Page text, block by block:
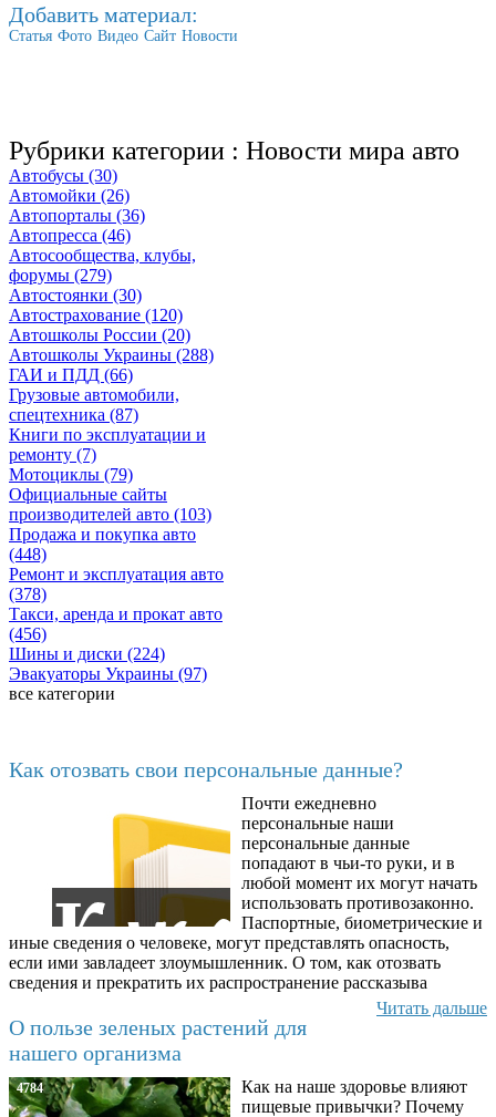
Добавить материал:
Статья Фото Видео Сайт Новости
Рубрики категории : Новости мира авто
Автобусы (30)
Автомойки (26)
Автопорталы (36)
Автопресса (46)
Автосообщества, клубы,
форумы (279)
Автостоянки (30)
Автострахование (120)
Автошколы России (20)
Автошколы Украины (288)
ГАИ и ПДД (66)
Грузовые автомобили,
спецтехника (87)
Книги по эксплуатации и
ремонту (7)
Мотоциклы (79)
Официальные сайты
производителей авто (103)
Продажа и покупка авто
(448)
Ремонт и эксплуатация авто
(378)
Такси, аренда и прокат авто
(456)
Шины и диски (224)
Эвакуаторы Украины (97)
все категории
Как отозвать свои персональные данные?
Почти ежедневно
персональные наши
персональные данные
попадают в чьи-то руки, и в
любой момент их могут начать
использовать противозаконно.
Паспортные, биометрические и
иные сведения о человеке, могут представлять опасность,
если ими завладеет злоумышленник. О том, как отозвать
сведения и прекратить их распространение рассказыва
Читать дальше
О пользе зеленых растений для
нашего организма
4784
Как на наше здоровье влияют
пищевые привычки? Почему